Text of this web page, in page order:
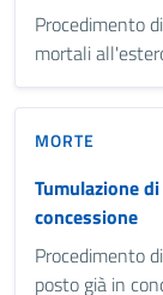
Procedimento
mortali
MORTE
Tumulazione
concessione
Procedimento
posto già in